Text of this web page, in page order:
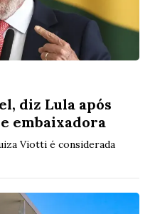
diz Lula após
embaixadora
Viotti é considerada